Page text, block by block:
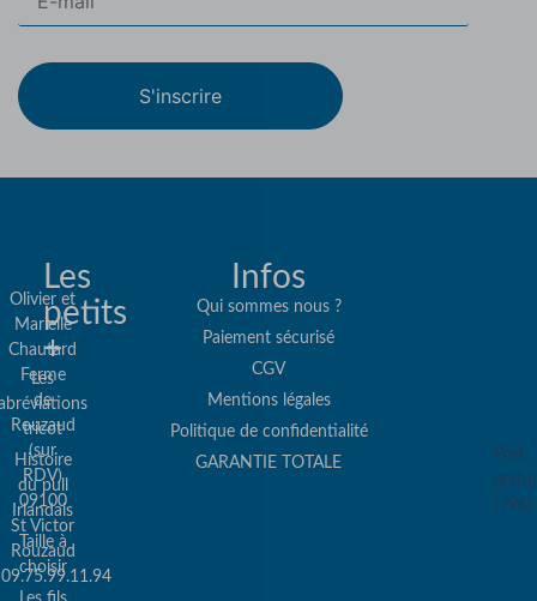
S'inscrire
Olivier et
Marielle
Chautard
Ferme
de
Rouzaud
(sur
RDV)
09100
St Victor
Rouzaud
09.75.99.11.94
Les
petits
+
Les
tricot
Histoire
du pull
Irlandais
Taille à
choisir
Infos
Qui sommes nous ?
Paiement sécurisé
CGV
Mentions légales
Politique de confidentialité
GARANTIE TOTALE
Port
(79€)